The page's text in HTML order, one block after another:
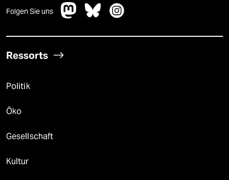
Folgen Sie uns
Ressorts
Politik
Öko
Gesellschaft
Kultur